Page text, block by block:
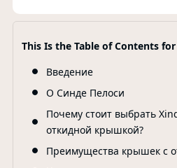
This Is the Table of Contents
Введение
О Синде Пелоси
Почему стоит выбрать
откидной крышкой?
Преимущества крышек с